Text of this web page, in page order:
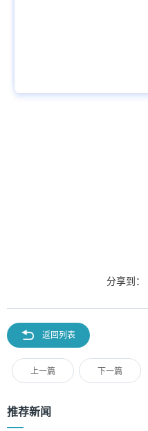
分享到：
返回列表
上一篇 下一篇
推荐新闻